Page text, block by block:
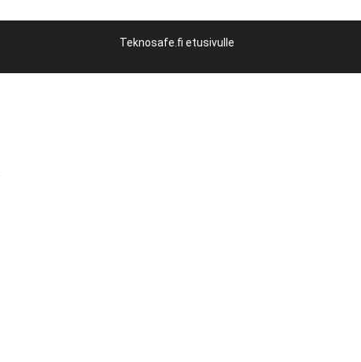
Teknosafe.fi etusivulle